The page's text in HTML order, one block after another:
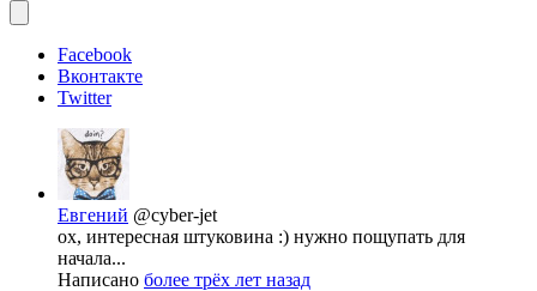
Facebook
Вконтакте
Twitter
Евгений @cyber-jet
ох, интересная штуковина :) нужно пощупать для
начала...
Написано более трёх лет назад